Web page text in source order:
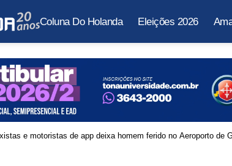
Coluna Do Holanda Eleições 2026
e motoristas de app deixa homem ferido no Aeroporto de